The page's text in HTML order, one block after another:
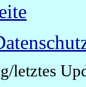
letztes